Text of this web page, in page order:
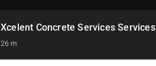
Xcelent Concrete Services Services
26 m